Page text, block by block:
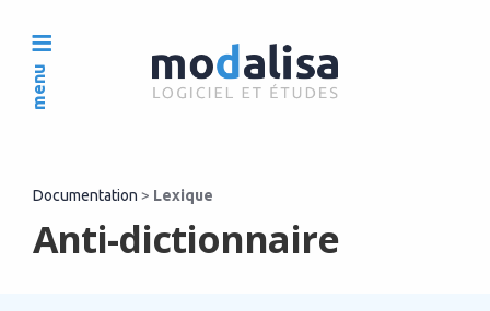
menu
Documentation > Lexique
Anti-dictionnaire